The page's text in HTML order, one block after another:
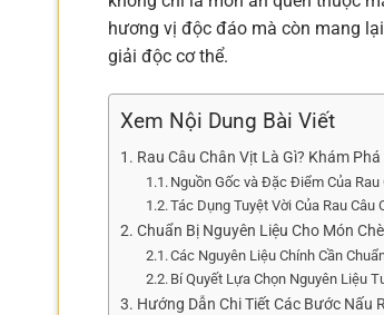
hương vị độc đáo mà còn mang
giải độc cơ thể.
Xem Nội Dung Bài Viết
Rau Câu Chân Vịt Là Gì? Khám
Nguồn Gốc và Đặc Điểm Của Rau
Tác Dụng Tuyệt Vời Của Rau
Chuẩn Bị Nguyên Liệu Cho Món
Các Nguyên Liệu Chính Cần
Bí Quyết Lựa Chọn Nguyên Liệu
Hướng Dẫn Chi Tiết Các Bước Nấu